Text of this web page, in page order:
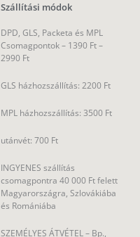
Szállítási módok
DPD, GLS, Packeta és MPL
Csomagpontok – 1390 Ft –
2990 Ft
GLS házhozszállítás: 2200 Ft
MPL házhozszállítás: 3500 Ft
utánvét: 700 Ft
INGYENES szállítás
csomagpontra 40 000 Ft felett
Magyarországra, Szlovákiába
és Romániába
SZEMÉLYES ÁTVÉTEL – Bp.,